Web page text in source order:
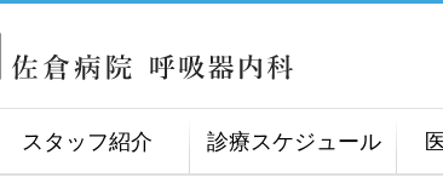
スタッフ紹介 診療スケジュール